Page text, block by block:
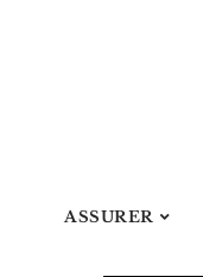
ASSURER